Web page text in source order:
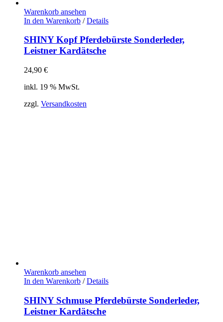
Warenkorb ansehen
In den Warenkorb / Details
SHINY Kopf Pferdebürste Sonderleder,
Leistner Kardätsche
24,90 €
inkl. 19 % MwSt.
zzgl. Versandkosten
Warenkorb ansehen
In den Warenkorb / Details
SHINY Schmuse Pferdebürste Sonderleder,
Leistner Kardätsche